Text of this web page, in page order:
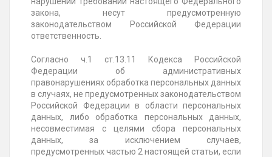
закона, несут предусмотренную
законодательством Российской Федерации
ответственность.
Согласно ч.1 ст.13.11 Кодекса Российской
Федерации об административных
правонарушениях обработка персональных данных
в случаях, не предусмотренных законодательством
Российской Федерации в области персональных
данных, либо обработка персональных данных,
несовместимая с целями сбора персональных
данных, за исключением случаев,
предусмотренных частью 2 настоящей статьи, если